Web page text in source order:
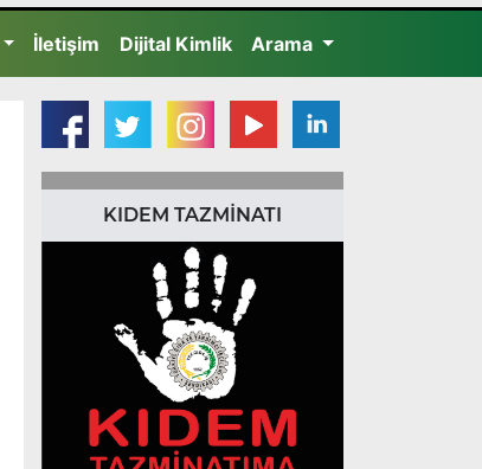
İletişim Dijital Kimlik Arama
KIDEM TAZMİNATI